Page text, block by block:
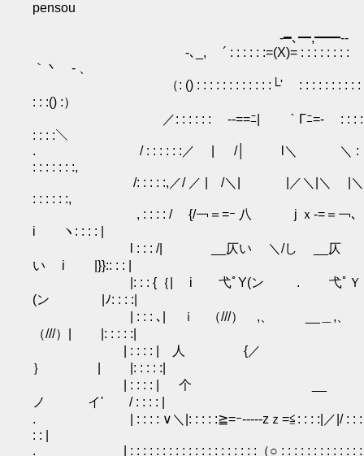
pensou
‐━､━,━━‐-
-､_, ´ : : : : : :=(X)= : : : : : : : :
｀丶 - 、
（: () : : : : : : : : : : : :└' : : : : : : : : : :
: : :() :）
／: : : : : : -‐==ﾆ|￣￣｀Γﾆ=- : : : :
: : : :＼
. / : : : : : :／ | /│ l＼ ＼ :
: : : : : : :,
/: : : : :,／/ ／ | /＼| |／＼|＼ |＼
: : : : : :,
, : : : : / {/￢＝=ｰ 八 j ｘ‐=＝￢､
i ヽ: : : : |
l : : : /| __仄い ＼/し __仄
い i |}}:: : : |
|: : : {｛| i 弋ﾟY(ン . 弋ﾟＹ
(ン |ﾉ: : : :|
| : : : ､| ｉ （///） ,、 __＿,、
（///）| |: : : : :|
| : : : : | 人 {／
｝ | |: : : : :|
| : : : : | 个 __
ノ イ' / : : : : |
. | : : : : ∨＼|: : : : :≧=ｰ-----zｚ=≦: : : :|／|/ : : :
: : |
. | : : : : : : : : : : : : : : : : : : : :（○ : : : : : : : : : : : : :